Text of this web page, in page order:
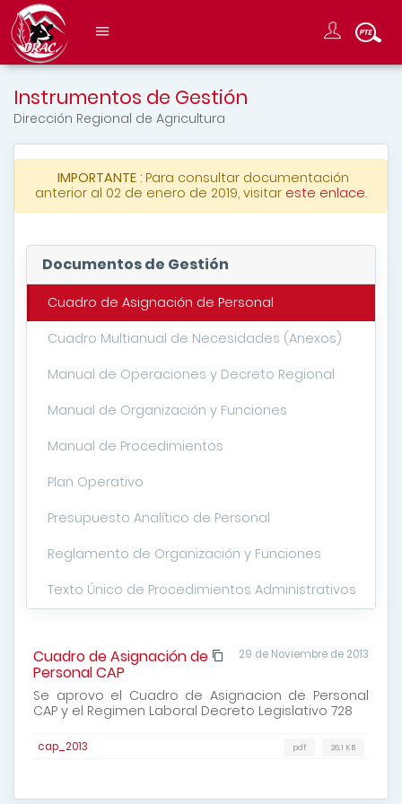
Instrumentos de Gestión
Dirección Regional de Agricultura
IMPORTANTE: Para consultar documentación
anterior al 02 de enero de 2019, visitar este enlace.
Documentos de Gestión
Cuadro de Asignación de Personal
Cuadro Multianual de Necesidades (Anexos)
Manual de Operaciones y Decreto Regional
Manual de Organización y Funciones
Manual de Procedimientos
Plan Operativo
Presupuesto Analítico de Personal
Reglamento de Organización y Funciones
Texto Único de Procedimientos Administrativos
29 de Noviembre de 2013
Cuadro de Asignación de
Personal CAP
Se aprovo el Cuadro de Asignacion de Personal
CAP y el Regimen Laboral Decreto Legislativo 728
cap_2013 26,1 KB
pdf